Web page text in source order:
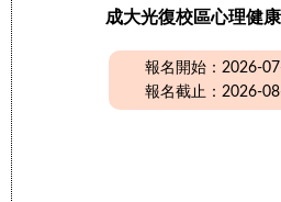
成大光復校區心理健
報名開始：2026-
報名截止：2026-